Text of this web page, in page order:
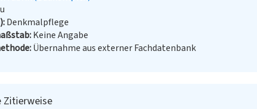
Denkmalpflege
Keine Angabe
Übernahme aus externer Fachdatenbank
Zitierweise